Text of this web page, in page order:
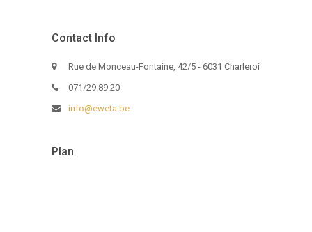
Contact Info
Rue de Monceau-Fontaine, 42/5 - 6031 Charleroi
071/29.89.20
info@eweta.be
Plan